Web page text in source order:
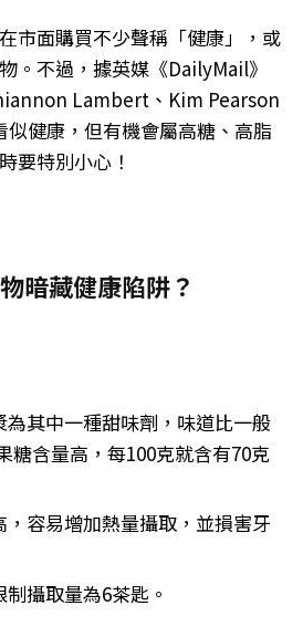
市面購買不少聲稱「健康」，或
。不過，據英媒《DailyMail》
Lambert、Kim Pearson
健康，但有機會屬高糖、高脂
要特別小心！
暗藏健康陷阱？
為其中一種甜味劑，味道比一般
糖含量高，每100克就含有70克
容易增加熱量攝取，並損害牙
攝取量為6茶匙。